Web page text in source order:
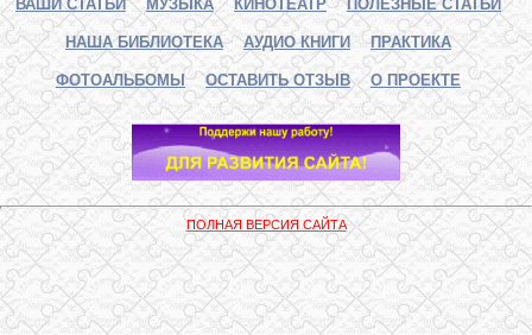
ВАШИ СТАТЬИ МУЗЫКА КИНОТЕАТР ПОЛЕЗНЫЕ СТАТЬИ
НАША БИБЛИОТЕКА АУДИО КНИГИ ПРАКТИКА
ФОТОАЛЬБОМЫ ОСТАВИТЬ ОТЗЫВ О ПРОЕКТЕ
ПОЛНАЯ ВЕРСИЯ САЙТА